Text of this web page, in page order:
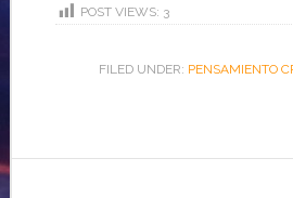
POST VIEWS: 3
FILED UNDER: PENSAMIENTO